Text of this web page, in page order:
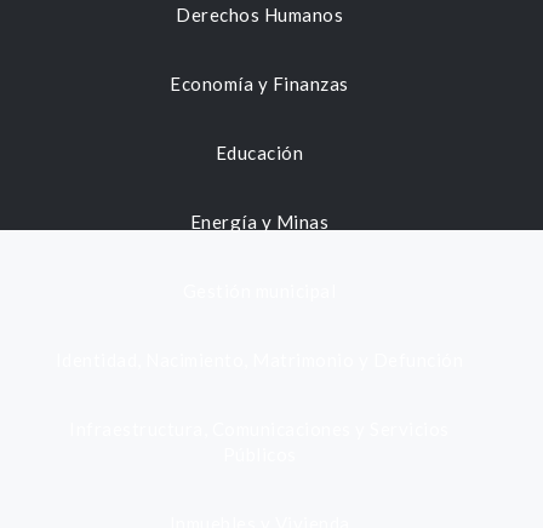
Derechos Humanos
Economía y Finanzas
Educación
Energía y Minas